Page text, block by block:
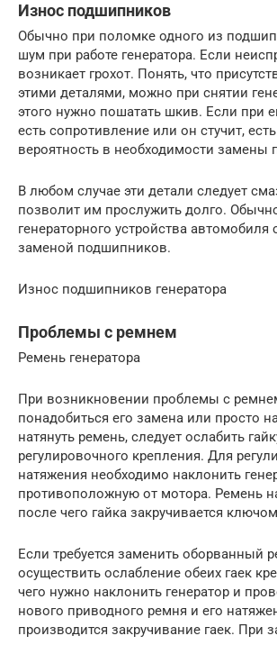
Износ подшипников
Обычно при поломке одного из
шум при работе генератора. Если
возникает грохот. Понять, что
этими деталями, можно при снятии
этого нужно пошатать шкив. Если при
есть сопротивление или он стучит,
вероятность в необходимости замены
В любом случае эти детали следует
позволит им прослужить долго.
генераторного устройства автомобиля
заменой подшипников.
Износ подшипников генератора
Проблемы с ремнем
Ремень генератора
При возникновении проблемы с
понадобиться его замена или просто
натянуть ремень, следует ослабить
регулировочного крепления. Для
натяжения необходимо наклонить
противоположную от мотора. Ремень
после чего гайка закручивается
Если требуется заменить оборванный
осуществить ослабление обеих гаек
чего нужно наклонить генератор и
нового приводного ремня и его
производится закручивание гаек. При